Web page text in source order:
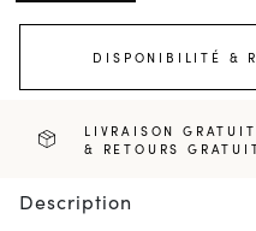
DISPONIBILITÉ &
LIVRAISON
& RETOURS
Description